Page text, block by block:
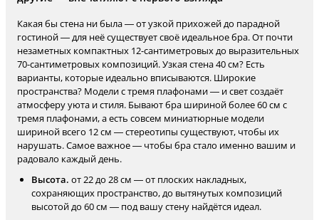
Какая бы стена ни была — от узкой прихожей до парадной
гостиной — для неё существует своё идеальное бра. От почти
незаметных компактных 12-сантиметровых до выразительных
70-сантиметровых композиций. Узкая стена 40 см? Есть
варианты, которые идеально вписываются. Широкие
пространства? Модели с тремя плафонами — и свет создаёт
атмосферу уюта и стиля. Бывают бра шириной более 60 см с
тремя плафонами, а есть совсем миниатюрные модели
шириной всего 12 см — стереотипы существуют, чтобы их
нарушать. Самое важное — чтобы бра стало именно вашим и
радовало каждый день.
Высота. от 22 до 28 см — от плоских накладных,
сохраняющих пространство, до вытянутых композиций
высотой до 60 см — под вашу стену найдётся идеал.